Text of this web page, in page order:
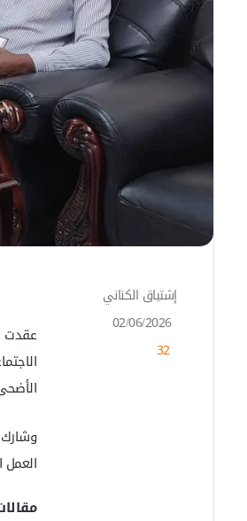
عقدت
وشارك
العمل
إشتياق الكناني
02/06/2026
32